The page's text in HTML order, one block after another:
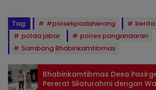
Tag: #polsekpadaherang
polda jabar
polres pangandaran
Sambang Bhabinkamtibmas
Bhabinkamtibmas Desa
Pererat Silaturahmi dengan